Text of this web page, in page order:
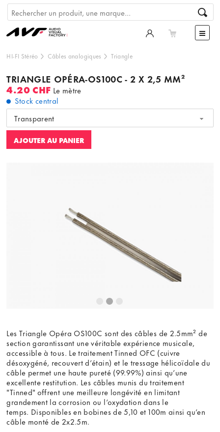
HI-FI Stéréo Câbles analogiques Triangle
TRIANGLE OPÉRA-OS100C - 2 X 2,5 MM²
4.20 CHF Le mètre
Stock central
Transparent
AJOUTER AU PANIER
Les Triangle Opéra OS100C sont des câbles de 2.5mm² de
section garantissant une véritable expérience musicale,
accessible à tous. Le traitement Tinned OFC (cuivre
désoxygéné, recouvert d’étain) et le tressage hélicoïdale du
câble permet une haute pureté (99.99%) ainsi qu’une
excellente restitution. Les câbles munis du traitement
"Tinned" offrent une meilleure longévité en limitant
grandement la corrosion ou l’oxydation dans le
temps. Disponibles en bobines de 5,10 et 100m ainsi qu’en
câble monté de 2x2.5m.